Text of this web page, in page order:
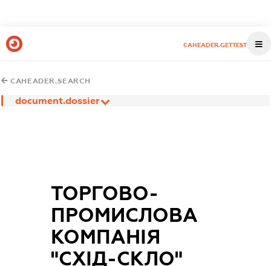
CAHEADER.GETTEST
CAHEADER.SEARCH
document.dossier
ТОРГОВО-
ПРОМИСЛОВА
КОМПАНІЯ
"СХІД-СКЛО"